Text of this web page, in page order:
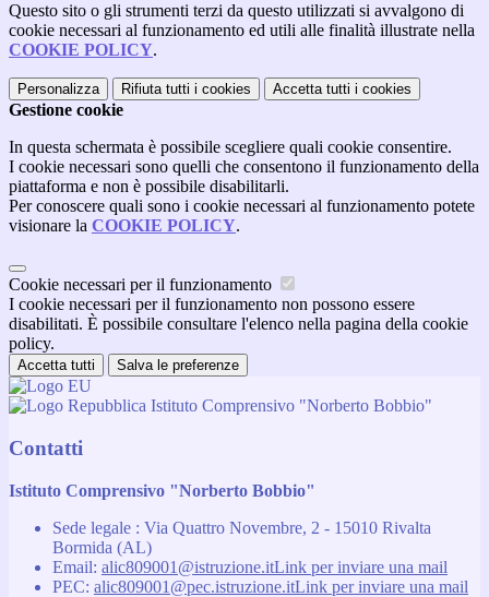
Questo sito o gli strumenti terzi da questo utilizzati si avvalgono di
cookie necessari al funzionamento ed utili alle finalità illustrate nella
COOKIE POLICY.
Personalizza Rifiuta tutti i cookies Accetta tutti i cookies
Gestione cookie
In questa schermata è possibile scegliere quali cookie consentire.
I cookie necessari sono quelli che consentono il funzionamento della
piattaforma e non è possibile disabilitarli.
Per conoscere quali sono i cookie necessari al funzionamento potete
visionare la COOKIE POLICY.
Cookie necessari per il funzionamento
I cookie necessari per il funzionamento non possono essere
disabilitati. È possibile consultare l'elenco nella pagina della cookie
policy.
Accetta tutti Salva le preferenze
Istituto Comprensivo "Norberto Bobbio"
Contatti
Istituto Comprensivo "Norberto Bobbio"
Sede legale : Via Quattro Novembre, 2 - 15010 Rivalta
Bormida (AL)
Email: alic809001@istruzione.itLink per inviare una mail
PEC: alic809001@pec.istruzione.itLink per inviare una mail